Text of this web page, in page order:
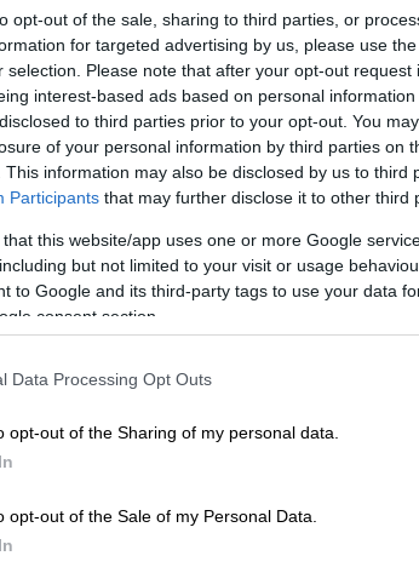
opt-out of the sale, sharing to third parties, or
for targeted advertising by us, please use
selection. Please note that after your opt-out request
interest-based ads based on personal
to third parties prior to your opt-out. You
of your personal information by third parties on
This information may also be disclosed by us to third
Participants that may further disclose it to other third
that this website/app uses one or more Google
but not limited to your visit or usage
to Google and its third-party tags to use your data
consent section.
Data Processing Opt Outs
opt-out of the Sharing of my personal data.
opt-out of the Sale of my Personal Data.
Καπουτζίδη ορμά πάνω στα
θρύψαλα
γράψιμο είναι κάτι που με
χαρά»
χαρακτήρα ένα άτομο με